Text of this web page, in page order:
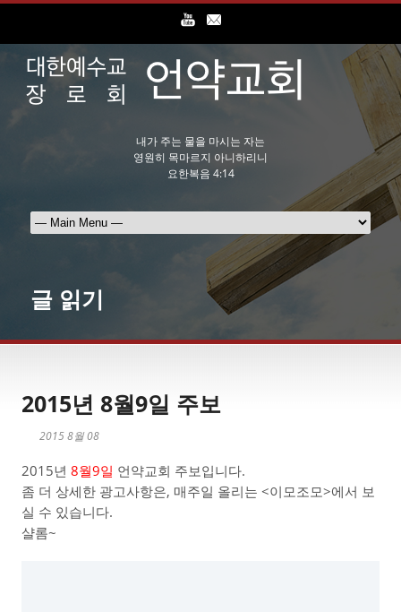
내가 주는 물을 마시는 자는
영원히 목마르지 아니하리니
요한복음 4:14
글 읽기
2015년 8월9일 주보
2015 8월 08
2015년 8월9일 언약교회 주보입니다.
좀 더 상세한 광고사항은, 매주일 올리는 <이모조모>에서 보
실 수 있습니다.
샬롬~